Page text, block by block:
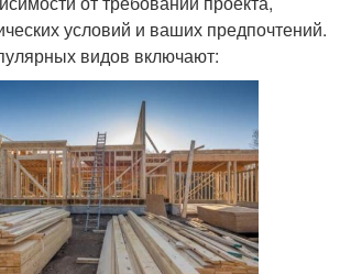
условий и ваших предпочтений.
видов включают: